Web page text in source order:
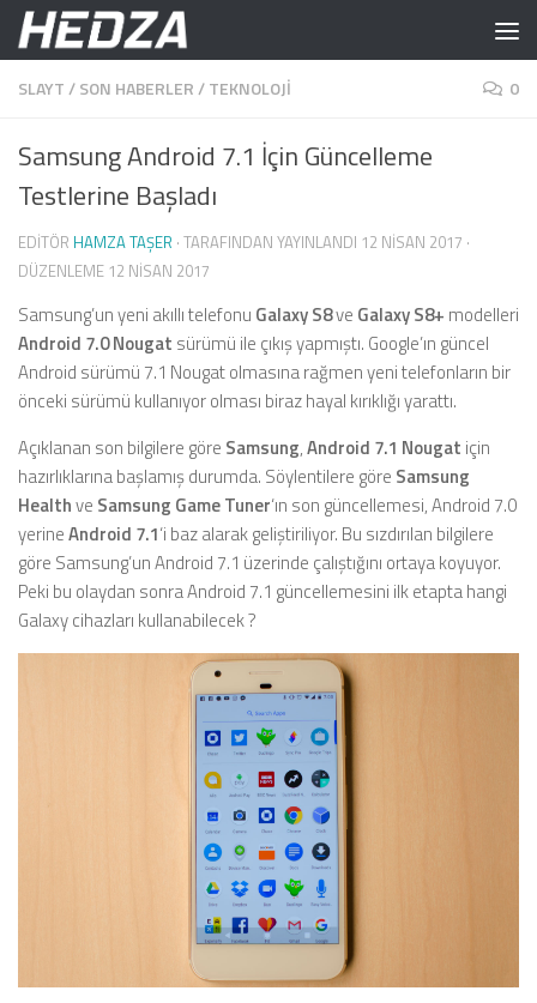
Skip to content
SLAYT/SON HABERLER/TEKNOLOJI 0
Samsung Android 7.1 İçin Güncelleme
Testlerine Başladı
EDITÖR HAMZA TAŞER · TARAFINDAN YAYINLANDI 12 NISAN 2017 ·
DÜZENLEME 12 NISAN 2017
Samsung’un yeni akıllı telefonu Galaxy S8ve Galaxy S8+ modelleri
Android 7.0 Nougat sürümü ile çıkış yapmıştı. Google’ın güncel
Android sürümü 7.1 Nougat olmasına rağmen yeni telefonların bir
önceki sürümü kullanıyor olması biraz hayal kırıklığı yarattı.
Açıklanan son bilgilere göre Samsung,Android 7.1 Nougat için
hazırlıklarına başlamış durumda. Söylentilere göre Samsung
Healthve Samsung Game Tuner‘ın son güncellemesi, Android 7.0
yerineAndroid 7.1‘i baz alarak geliştiriliyor. Bu sızdırılan bilgilere
göre Samsung’un Android 7.1 üzerinde çalıştığını ortaya koyuyor.
Peki bu olaydan sonra Android 7.1 güncellemesini ilk etapta hangi
Galaxy cihazları kullanabilecek ?